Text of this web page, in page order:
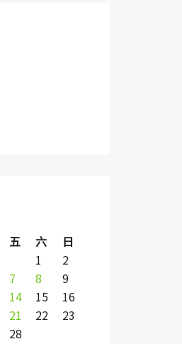
五 六
日
1
2
7 8
9
14 15
16
21 22
23
28